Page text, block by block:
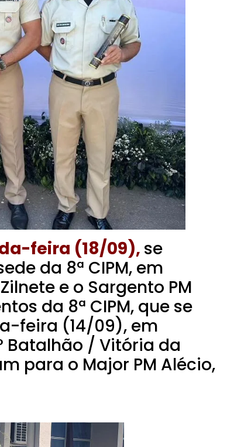
feira (18/09), se
da 8ª CIPM, em
e o Sargento PM
da 8ª CIPM, que se
feira (14/09), em
Batalhão / Vitória da
para o Major PM Alécio,